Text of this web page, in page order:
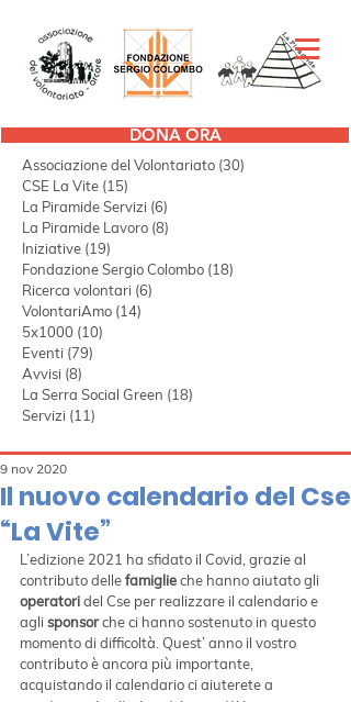
DONA ORA
Tutti i post(298)298 post
Associazione del Volontariato (30)
CSE La Vite (15)
La Piramide Servizi (6)
La Piramide Lavoro (8)
Iniziative (19)
Fondazione Sergio Colombo (18)
Ricerca volontari (6)
VolontariAmo (14)
5x1000 (10)
Eventi (79)
Avvisi (8)
La Serra Social Green (18)
Servizi (11)
Il nuovo calendario del Cse
“La Vite”
9 nov 2020
L’edizione 2021 ha sfidato il Covid, grazie al
contributo delle famiglie che hanno aiutato gli
operatori del Cse per realizzare il calendario e
agli sponsor che ci hanno sostenuto in questo
momento di difficoltà. Quest’ anno il vostro
contributo è ancora più importante,
acquistando il calendario ci aiuterete a